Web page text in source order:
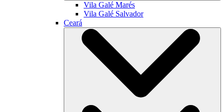
Vila Galé Marés
Vila Galé Salvador
Ceará